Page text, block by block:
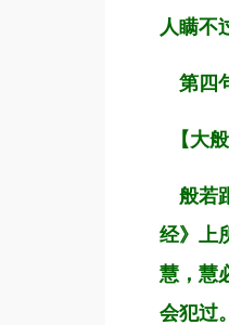
人瞒不
第四
【大
般若
经》上
慧，慧
会犯过